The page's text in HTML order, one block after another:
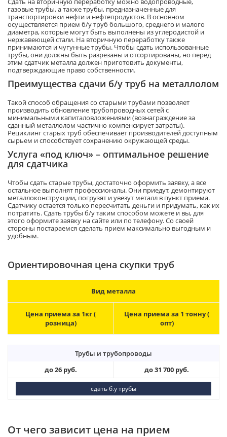
газовые трубы, а также трубы, предназначенные для
транспортировки нефти и нефтепродуктов. В основном
осуществляется прием б/у труб большого, среднего и малого
диаметра, которые могут быть выполнены из углеродистой и
нержавеющей стали. На вторичную переработку также
принимаются и чугунные трубы. Чтобы сдать использованные
трубы, они должны быть разрезаны и отсортированы, но перед
этим сдатчик металла должен приготовить документы,
подтверждающие право собственности.
Преимущества сдачи б/у труб на металлолом
Такой способ обращения со старыми трубами позволяет
производить обновление трубопроводных сетей с
минимальными капиталовложениями (вознаграждение за
сданный металлолом частично компенсирует затраты).
Рециклинг старых труб обеспечивает производителей доступным
сырьем и способствует сохранению окружающей среды.
Услуга «под ключ» – оптимальное решение
для сдатчика
Чтобы сдать старые трубы, достаточно оформить заявку, а все
остальное выполнят профессионалы. Они приедут, демонтируют
металлоконструкции, погрузят и увезут металл в пункт приема.
Сдатчику остается только пересчитать деньги и придумать, как их
потратить. Сдать трубы б/у таким способом можете и вы, для
этого оформите заявку на сайте или по телефону. Со своей
стороны постараемся сделать прием максимально выгодным и
удобным.
Ориентировочная цена скупки труб
Вид металла
Цена приема за 1кг (
розница)
Цена приема за 1 тонну (
опт)
Трубы и трубопроводы
до 26 руб.
до 31 700 руб.
сдать б.у трубы
От чего зависит цена на прием